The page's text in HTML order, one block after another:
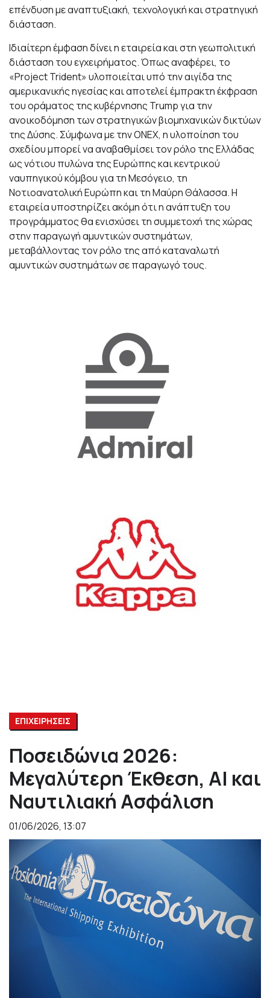
επένδυση με αναπτυξιακή, τεχνολογική και στρατηγική
διάσταση.
Ιδιαίτερη έμφαση δίνει η εταιρεία και στη γεωπολιτική
διάσταση του εγχειρήματος. Όπως αναφέρει, το
«Project Trident» υλοποιείται υπό την αιγίδα της
αμερικανικής ηγεσίας και αποτελεί έμπρακτη έκφραση
του οράματος της κυβέρνησης Trump για την
ανοικοδόμηση των στρατηγικών βιομηχανικών δικτύων
της Δύσης. Σύμφωνα με την ONEX, η υλοποίηση του
σχεδίου μπορεί να αναβαθμίσει τον ρόλο της Ελλάδας
ως νότιου πυλώνα της Ευρώπης και κεντρικού
ναυπηγικού κόμβου για τη Μεσόγειο, τη
Νοτιοανατολική Ευρώπη και τη Μαύρη Θάλασσα. Η
εταιρεία υποστηρίζει ακόμη ότι η ανάπτυξη του
προγράμματος θα ενισχύσει τη συμμετοχή της χώρας
στην παραγωγή αμυντικών συστημάτων,
μεταβάλλοντας τον ρόλο της από καταναλωτή
αμυντικών συστημάτων σε παραγωγό τους.
ΕΠΙΧΕΙΡΗΣΕΙΣ
Ποσειδώνια 2026:
Μεγαλύτερη Έκθεση, AI και
Ναυτιλιακή Ασφάλιση
01/06/2026, 13:07